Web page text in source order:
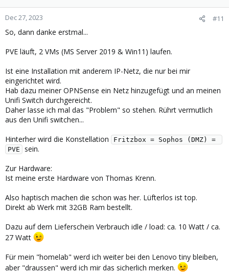
o
n
:
Dec 27, 2023 #11
So, dann danke erstmal...
PVE läuft, 2 VMs (MS Server 2019 & Win11) laufen.
Ist eine Installation mit anderem IP-Netz, die nur bei mir
eingerichtet wird.
Hab dazu meiner OPNSense ein Netz hinzugefügt und an meinen
Unifi Switch durchgereicht.
Daher lasse ich mal das "Problem" so stehen. Rührt vermutlich
aus den Unifi switchen...
Hinterher wird die Konstellation
Fritzbox = Sophos (DMZ) =
PVE
sein.
Zur Hardware:
Ist meine erste Hardware von Thomas Krenn.
Also haptisch machen die schon was her. Lüfterlos ist top.
Direkt ab Werk mit 32GB Ram bestellt.
Dazu auf dem Lieferschein Verbrauch idle / load: ca. 10 Watt / ca.
27 Watt
Für mein "homelab" werd ich weiter bei den Lenovo tiny bleiben,
aber "draussen" werd ich mir das sicherlich merken.